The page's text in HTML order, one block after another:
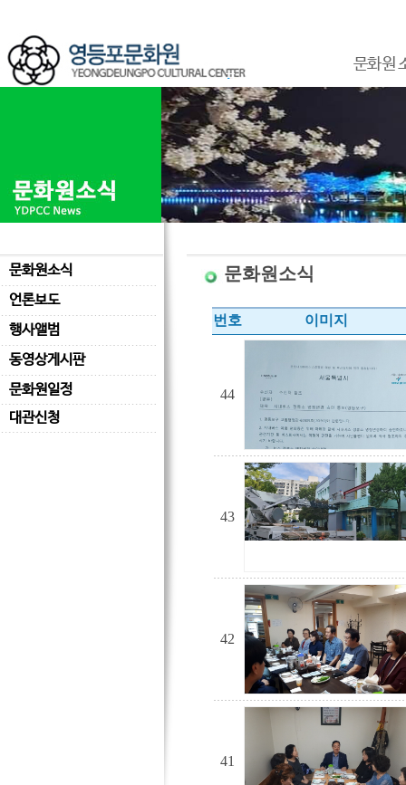
문화원
문화원소식
언론보도
행사앨범
동영상게시판
문화원일정
대관신청
문화원소식
번호 이미지
44
43
42
41